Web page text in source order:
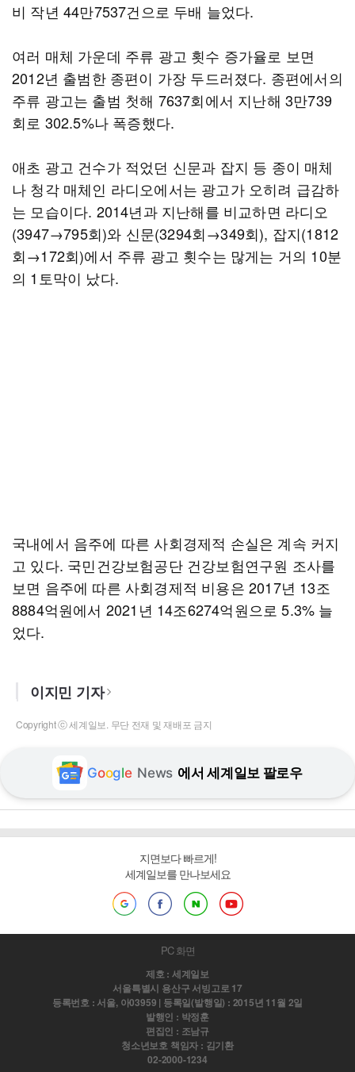
비 작년 44만7537건으로 두배 늘었다.
여러 매체 가운데 주류 광고 횟수 증가율로 보면
2012년 출범한 종편이 가장 두드러졌다. 종편에서의
주류 광고는 출범 첫해 7637회에서 지난해 3만739
회로 302.5%나 폭증했다.
애초 광고 건수가 적었던 신문과 잡지 등 종이 매체
나 청각 매체인 라디오에서는 광고가 오히려 급감하
는 모습이다. 2014년과 지난해를 비교하면 라디오
(3947→795회)와 신문(3294회→349회), 잡지(1812
회→172회)에서 주류 광고 횟수는 많게는 거의 10분
의 1토막이 났다.
국내에서 음주에 따른 사회경제적 손실은 계속 커지
고 있다. 국민건강보험공단 건강보험연구원 조사를
보면 음주에 따른 사회경제적 비용은 2017년 13조
8884억원에서 2021년 14조6274억원으로 5.3% 늘
었다.
이지민 기자
Copyright ⓒ 세계일보. 무단 전재 및 재배포 금지
Google News 에서 세계일보 팔로우
지면보다 빠르게!
세계일보를 만나보세요
PC 화면
제호 : 세계일보
서울특별시 용산구 서빙고로 17
등록번호 : 서울, 아03959 | 등록일(발행일) : 2015년 11월 2일
발행인 : 박정훈
편집인 : 조남규
청소년보호 책임자 : 김기환
02-2000-1234